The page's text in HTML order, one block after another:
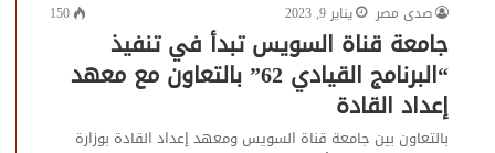
صدى مصر
يناير 9, 2023 150
جامعة قناة السويس تبدأ في تنفيذ
“البرنامج القيادي 62” بالتعاون مع معهد
إعداد القادة
بالتعاون بين جامعة قناة السويس ومعهد إعداد القادة بوزارة